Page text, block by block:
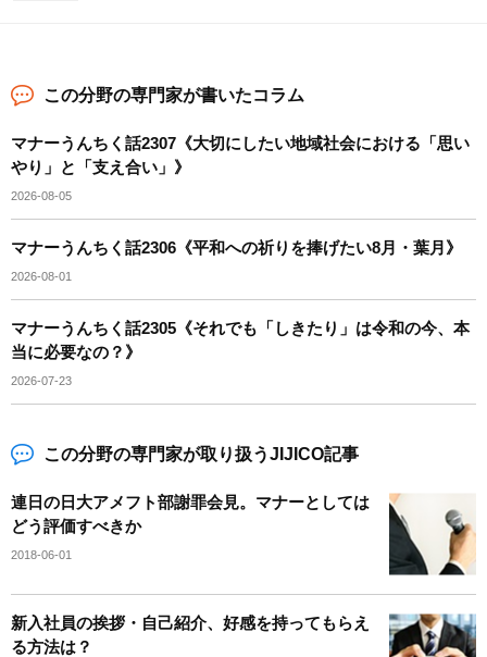
この分野の専門家が書いたコラム
マナーうんちく話2307《大切にしたい地域社会における「思い
やり」と「支え合い」》
2026-08-05
マナーうんちく話2306《平和への祈りを捧げたい8月・葉月》
2026-08-01
マナーうんちく話2305《それでも「しきたり」は令和の今、本
当に必要なの？》
2026-07-23
この分野の専門家が取り扱うJIJICO記事
連日の日大アメフト部謝罪会見。マナーとしては
どう評価すべきか
2018-06-01
新入社員の挨拶・自己紹介、好感を持ってもらえ
る方法は？